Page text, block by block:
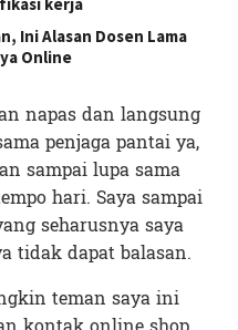
Ini Alasan Dosen Lama
Online
napas dan langsung
penjaga pantai ya,
sampai lupa sama
hari. Saya sampai
seharusnya saya
tidak dapat balasan.
teman saya ini